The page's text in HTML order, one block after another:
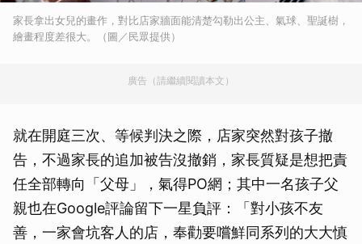
家長拿出女兒的畫作，對比店家牆面能清楚勾勒出公主、氣球、聖誕樹，
繪畫程度差很大。（圖／民眾提供）
廣告（請繼續閱讀本文）
就在開庭三次、等候判決之際，店家突然對孩子撤
告，不過家長的追加被告沒撤銷，家長質疑是想把責
任全部轉向「父母」，氣得PO網；其中一名孩子父
親也在Google評論留下一星負評：「對小孩不友
善，一家會坑客人的店，奉勸要嚐鮮同系列的大大慎